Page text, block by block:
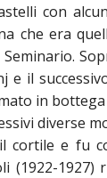
con
che era
e il
in
diverse
cortile e fu
1927)